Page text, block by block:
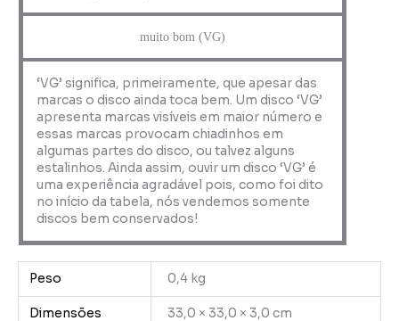
muito bom (VG)
‘VG’ significa, primeiramente, que apesar das
marcas o disco ainda toca bem. Um disco ‘VG’
apresenta marcas visíveis em maior número e
essas marcas provocam chiadinhos em
algumas partes do disco, ou talvez alguns
estalinhos. Ainda assim, ouvir um disco ‘VG’ é
uma experiência agradável pois, como foi dito
no início da tabela, nós vendemos somente
discos bem conservados!
Peso 0,4 kg
Dimensões 33,0 × 33,0 × 3,0 cm